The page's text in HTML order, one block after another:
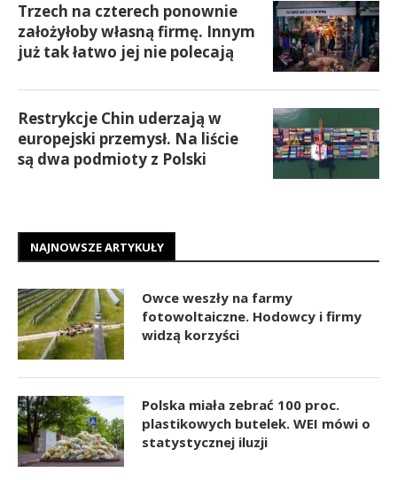
Trzech na czterech ponownie
założyłoby własną firmę. Innym
już tak łatwo jej nie polecają
Restrykcje Chin uderzają w
europejski przemysł. Na liście
są dwa podmioty z Polski
NAJNOWSZE ARTYKUŁY
Owce weszły na farmy
fotowoltaiczne. Hodowcy i firmy
widzą korzyści
Polska miała zebrać 100 proc.
plastikowych butelek. WEI mówi o
statystycznej iluzji